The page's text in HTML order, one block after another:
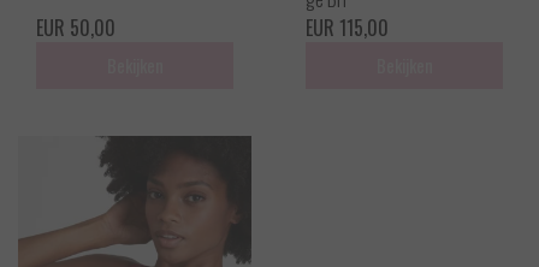
EUR 50,00
EUR 115,00